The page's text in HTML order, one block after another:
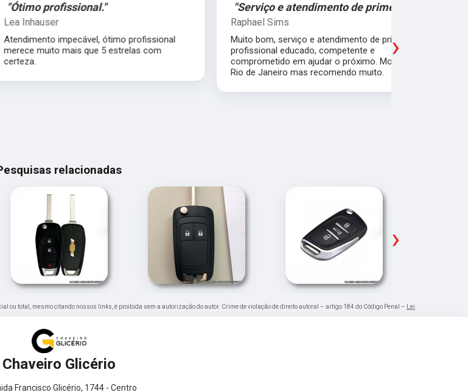
profissional."
impecável, ótimo profissional
muito mais que 5 estrelas com
"Serviço e atendimento de primeira."
Raphael Sims
Muito bom, serviço e atendimento de primeira,
profissional educado, competente e
comprometido em ajudar o próximo. Moro no
Rio de Janeiro mas recomendo muito.
›
relacionadas
›
ou total, mesmo citando nossos links, é proibida sem a autorização do autor. Crime de violação de direito autoral – artigo 184 do Código Penal – Lei
Chaveiro Glicério
Francisco Glicério, 1744 - Centro